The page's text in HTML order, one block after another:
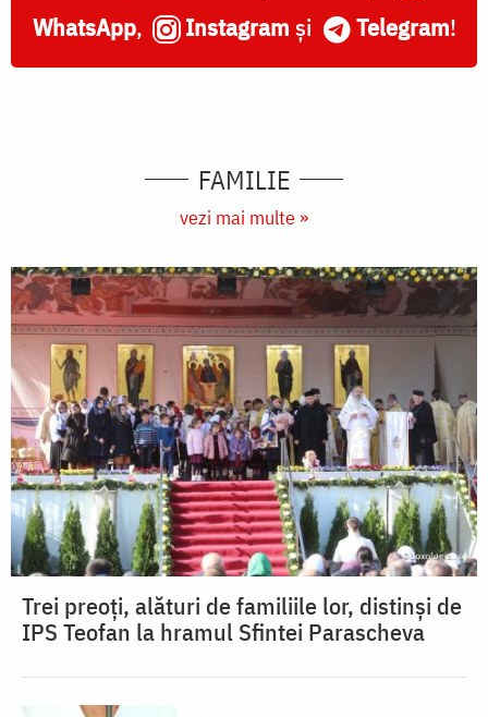
WhatsApp, Instagram și Telegram!
FAMILIE
vezi mai multe »
Trei preoți, alături de familiile lor, distinși de
IPS Teofan la hramul Sfintei Parascheva